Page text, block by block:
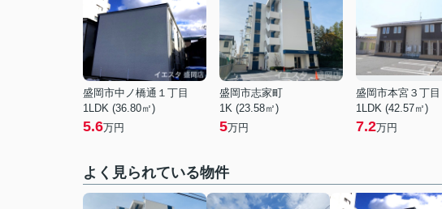
盛岡市中ノ橋通１丁目
1LDK (36.80㎡)
5.6万円
盛岡市志家町
1K (23.58㎡)
5万円
盛岡市本宮３丁目
1LDK (42.57㎡)
7.2万円
よく見られている物件